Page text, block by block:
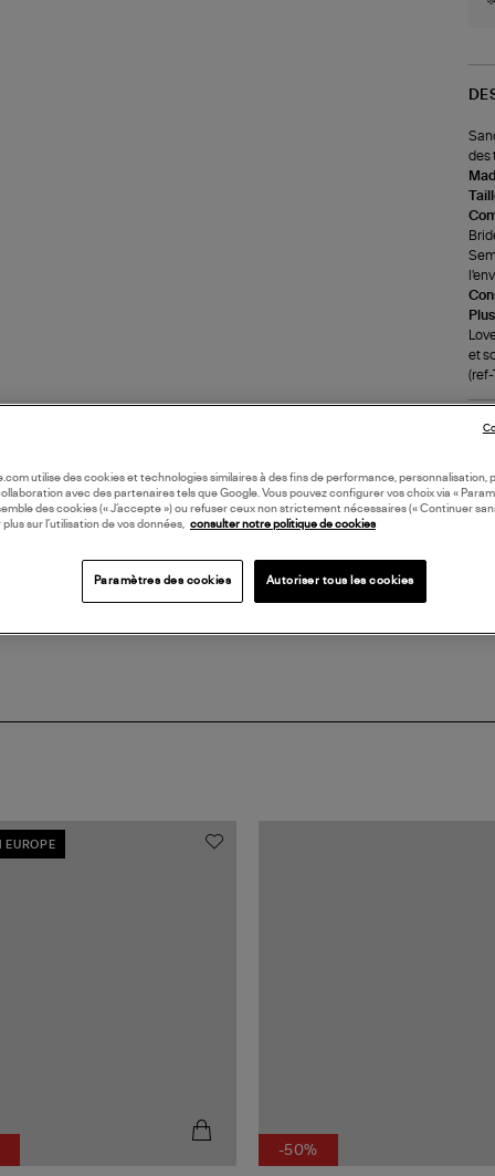
des
et
(ref-
EUROPE
-50%
utilise des cookies et technologies similaires à des fins de performance, personnalisation,
avec des partenaires tels que Google. Vous pouvez configurer vos choix via «
des cookies (« J’accepte ») ou refuser ceux non strictement nécessaires (« Continuer
plus sur l’utilisation de vos données, consulter notre politique de cookies
Paramètres des cookies Autoriser tous les cookies